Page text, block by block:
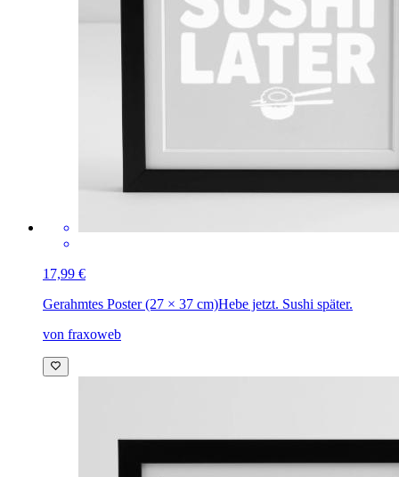
17,99 €
Gerahmtes Poster (27 × 37 cm)Hebe jetzt. Sushi später.
von fraxoweb